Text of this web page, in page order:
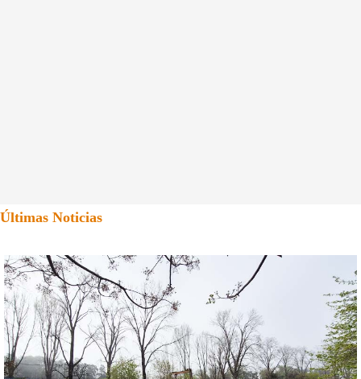
Últimas Noticias